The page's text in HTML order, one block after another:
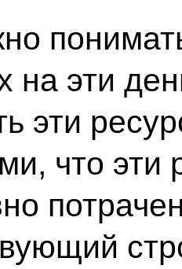
на эти
эти
что эти